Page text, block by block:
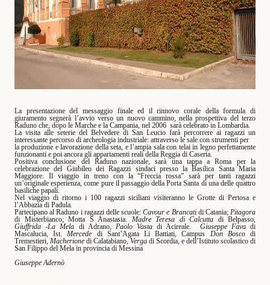
La presentazione del messaggio finale ed il rinnovo corale della formula di
giuramento segnerà l’avvio verso un nuovo cammino, nella prospettiva del terzo
Raduno che, dopo le Marche e la Campania, nel 2006 sarà celebrato in Lombardia.
La visita alle seterie del Belvedere di San Leucio farà percorrere ai ragazzi un
interessante percorso di archeologia industriale: attraverso le sale con strumenti per
la produzione e lavorazione della seta, e l’ampia sala con telai in legno perfettamente
funzionanti e poi ancora gli appartamenti reali della Reggia di Caserta.
Positiva conclusione del Raduno nazionale, sarà una tappa a Roma per la
celebrazione del Giubileo dei Ragazzi sindaci presso la Basilica Santa Maria
Maggiore. Il viaggio in treno con la “Freccia rossa” sarà per tanti ragazzi
un’originale esperienza, come pure il passaggio della Porta Santa di una delle quattro
basiliche papali.
Nel viaggio di ritorno i 100 ragazzi siciliani visiteranno le Grotte di Pertosa e
l’Abbazia di Padula.
Partecipano al Raduno i ragazzi delle scuole:Cavour e Brancatidi Catania; Pitagora
di Misterbianco; Motta S Anastasia.
Madre Teresa di Calcutta di Belpasso,
Giuffrida -La Mela di Adrano, Paolo Vasta di Acireale. Giuseppe Favadi
Mascalucia, Ist . Mercede di Sant’Agata Li Battiati, Campus Don Boscodi
Tremestieri, Macherione di Calatabiano,Verga di Scordia, e dell’Istituto scolastico di
San Filippo del Mela in provincia di Messina
Giuseppe Adernò